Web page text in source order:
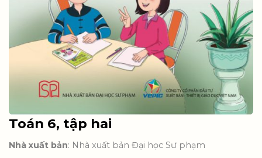
Toán 6, tập hai
Nhà xuất bản: Nhà xuất bản Đại học Sư phạm